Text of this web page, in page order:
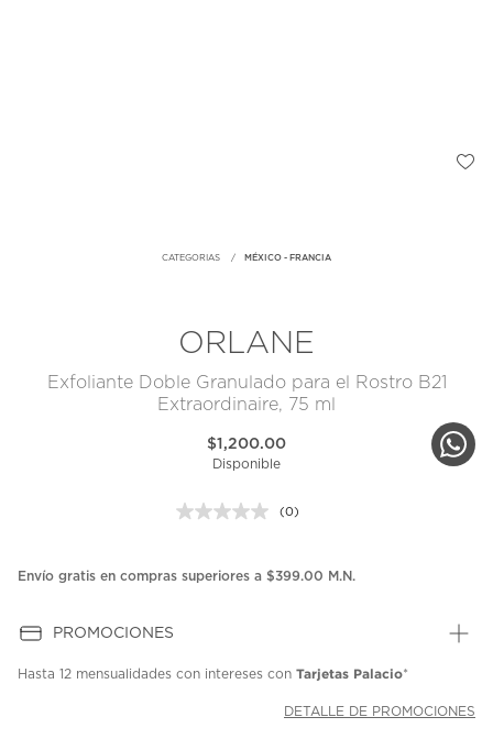
CATEGORIAS MÉXICO - FRANCIA
ORLANE
Exfoliante Doble Granulado para el Rostro B21
Extraordinaire, 75 ml
$1,200.00
Disponible
Sin
en
(0)
Envío gratis en compras superiores a $399.00 M.N.
PROMOCIONES
Hasta 12 mensualidades con intereses con Tarjetas Palacio*
DETALLE DE PROMOCIONES